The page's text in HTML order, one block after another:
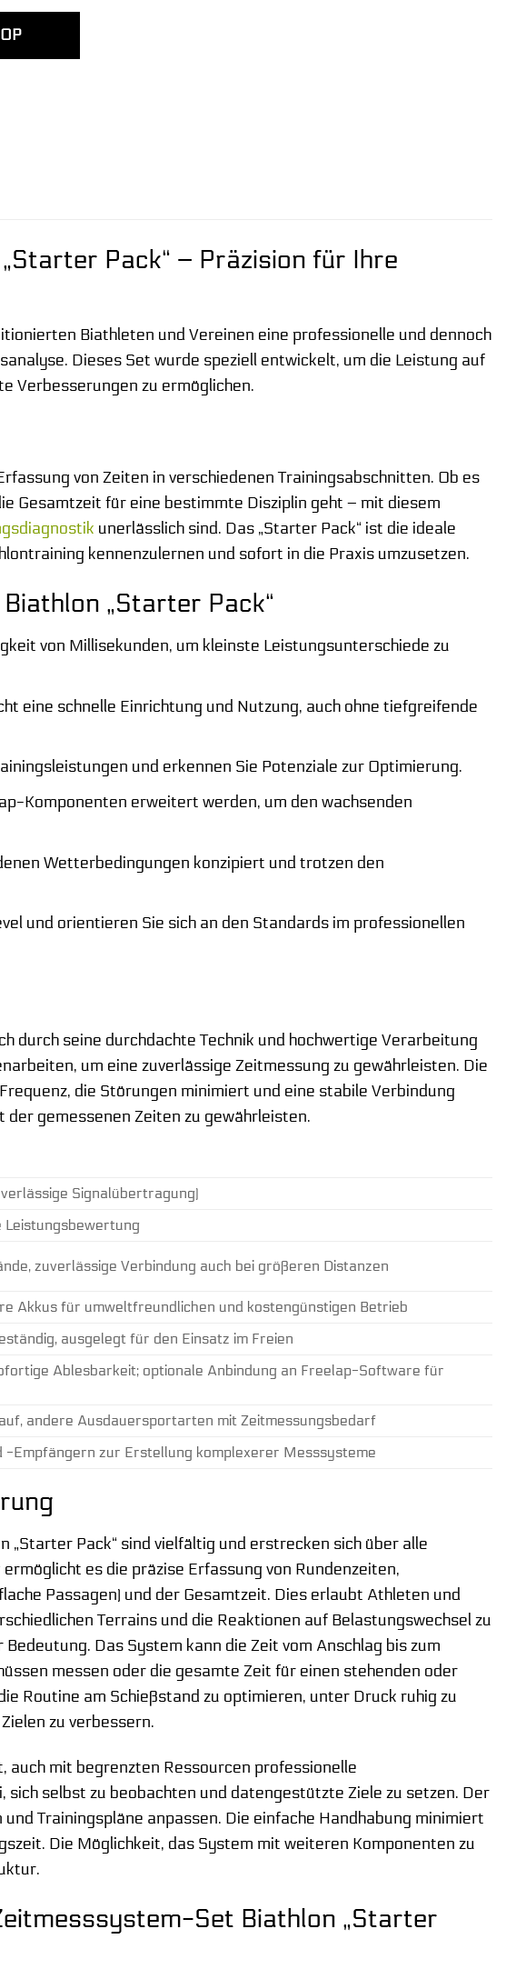
Pack“ – Präzision für Ihre
Biathleten und Vereinen eine professionelle und dennoch
Dieses Set wurde speziell entwickelt, um die Leistung auf
Verbesserungen zu ermöglichen.
von Zeiten in verschiedenen Trainingsabschnitten. Ob es
Gesamtzeit für eine bestimmte Disziplin geht – mit diesem
unerlässlich sind. Das „Starter Pack“ ist die ideale
kennenzulernen und sofort in die Praxis umzusetzen.
„Starter Pack“
von Millisekunden, um kleinste Leistungsunterschiede zu
eine schnelle Einrichtung und Nutzung, auch ohne tiefgreifende
und erkennen Sie Potenziale zur Optimierung.
Komponenten erweitert werden, um den wachsenden
Wetterbedingungen konzipiert und trotzen den
und orientieren Sie sich an den Standards im professionellen
durch seine durchdachte Technik und hochwertige Verarbeitung
um eine zuverlässige Zeitmessung zu gewährleisten. Die
die Störungen minimiert und eine stabile Verbindung
gemessenen Zeiten zu gewährleisten.
Signalübertragung)
Leistungsbewertung
zuverlässige Verbindung auch bei größeren Distanzen
Akkus für umweltfreundlichen und kostengünstigen Betrieb
ausgelegt für den Einsatz im Freien
Ablesbarkeit; optionale Anbindung an Freelap-Software für
andere Ausdauersportarten mit Zeitmessungsbedarf
Empfängern zur Erstellung komplexerer Messsysteme
Pack“ sind vielfältig und erstrecken sich über alle
es die präzise Erfassung von Rundenzeiten,
Passagen) und der Gesamtzeit. Dies erlaubt Athleten und
Terrains und die Reaktionen auf Belastungswechsel zu
Das System kann die Zeit vom Anschlag bis zum
messen oder die gesamte Zeit für einen stehenden oder
Routine am Schießstand zu optimieren, unter Druck ruhig zu
zu verbessern.
auch mit begrenzten Ressourcen professionelle
selbst zu beobachten und datengestützte Ziele zu setzen. Der
Trainingspläne anpassen. Die einfache Handhabung minimiert
Die Möglichkeit, das System mit weiteren Komponenten zu
Set Biathlon „Starter